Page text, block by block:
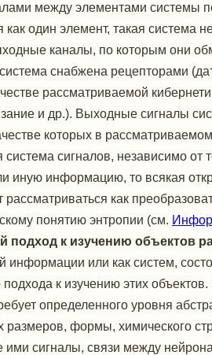
между элементами системы
как один элемент, такая
каналы, по которым они
система снабжена рецепторами
рассматриваемой
и др.). Выходные сигналы
которых в
система сигналов, независимо
иную информацию, то всякая
рассматриваться как
понятию энтропии (см.
подход к изучению объектов
информации или как систем,
подхода к изучению этих
определенного уровня
размеров, формы, химического
сигналы, связи между